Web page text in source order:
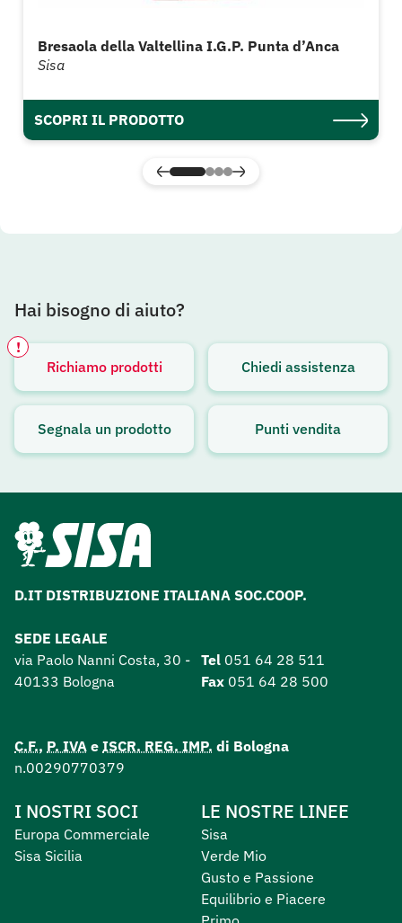
Bresaola della Valtellina I.G.P. Punta d’Anca
Sisa
SCOPRI IL PRODOTTO
Hai bisogno di aiuto?
Richiamo prodotti
!
Avviso attivo
Chiedi assistenza
Segnala un prodotto Punti vendita
D.IT DISTRIBUZIONE ITALIANA SOC.COOP.
SEDE LEGALE
via Paolo Nanni Costa, 30 -
40133 Bologna
Tel 051 64 28 511
Fax 051 64 28 500
C.F., P. IVA e ISCR. REG. IMP. di Bologna
n.00290770379
I NOSTRI SOCI
Europa Commerciale
Sisa Sicilia
LE NOSTRE LINEE
Sisa
Verde Mio
Gusto e Passione
Equilibrio e Piacere